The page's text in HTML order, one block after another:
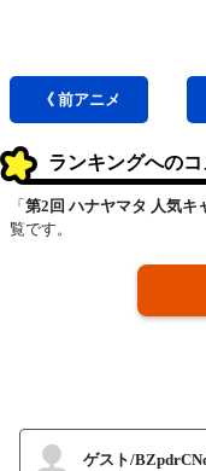
《 前アニメ
ランキングへのコ
「 第2回 ハナヤマタ 人気キ
覧です。
ゲスト/